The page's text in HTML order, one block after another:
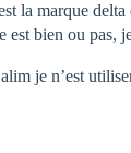
la marque
est bien ou pas,
je n’est